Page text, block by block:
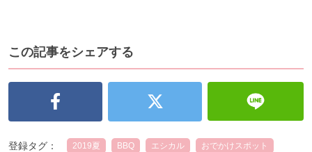
この記事をシェアする
登録タグ： 2019夏 BBQ エシカル おでかけスポット